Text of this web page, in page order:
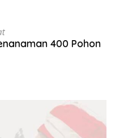
400 Pohon